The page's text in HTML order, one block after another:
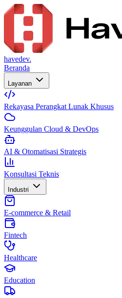
havedev.
Beranda
Layanan
Rekayasa Perangkat Lunak Khusus
Keunggulan Cloud & DevOps
AI & Otomatisasi Strategis
Konsultasi Teknis
Industri
E-commerce & Retail
Fintech
Healthcare
Education